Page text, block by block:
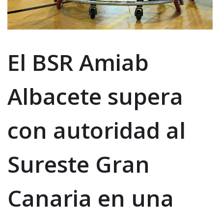
El BSR Amiab
Albacete supera
con autoridad al
Sureste Gran
Canaria en una